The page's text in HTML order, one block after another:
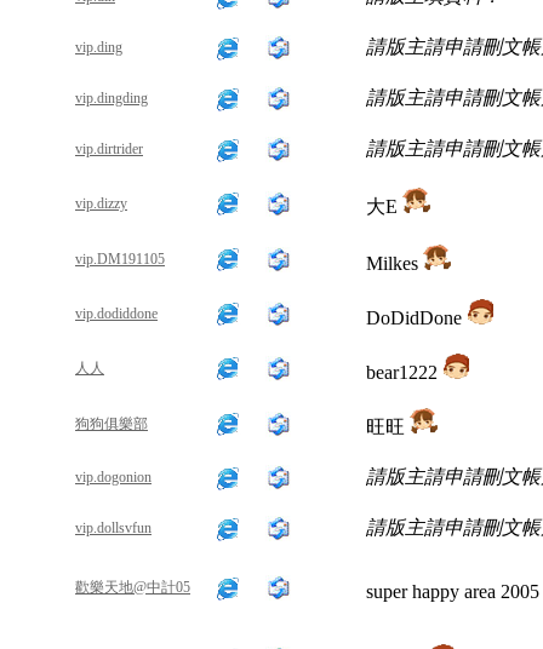
vip.ding 請版主請申請刪文
vip.dingding 請版主請申請刪文
vip.dirtrider 請版主請申請刪文
vip.dizzy 大E
vip.DM191105 Milkes
vip.dodiddone DoDidDone
人人 bear1222
狗狗俱樂部 旺旺
vip.dogonion 請版主請申請刪文
vip.dollsvfun 請版主請申請刪文
歡樂天地@中計05 super happy area 2005